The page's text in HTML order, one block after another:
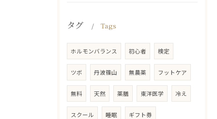
タグ Tags
ホルモンバランス 初心者 検定
ツボ 丹波篠山 無農薬 フットケア
無料 天然 薬膳 東洋医学 冷え
スクール 睡眠 ギフト券